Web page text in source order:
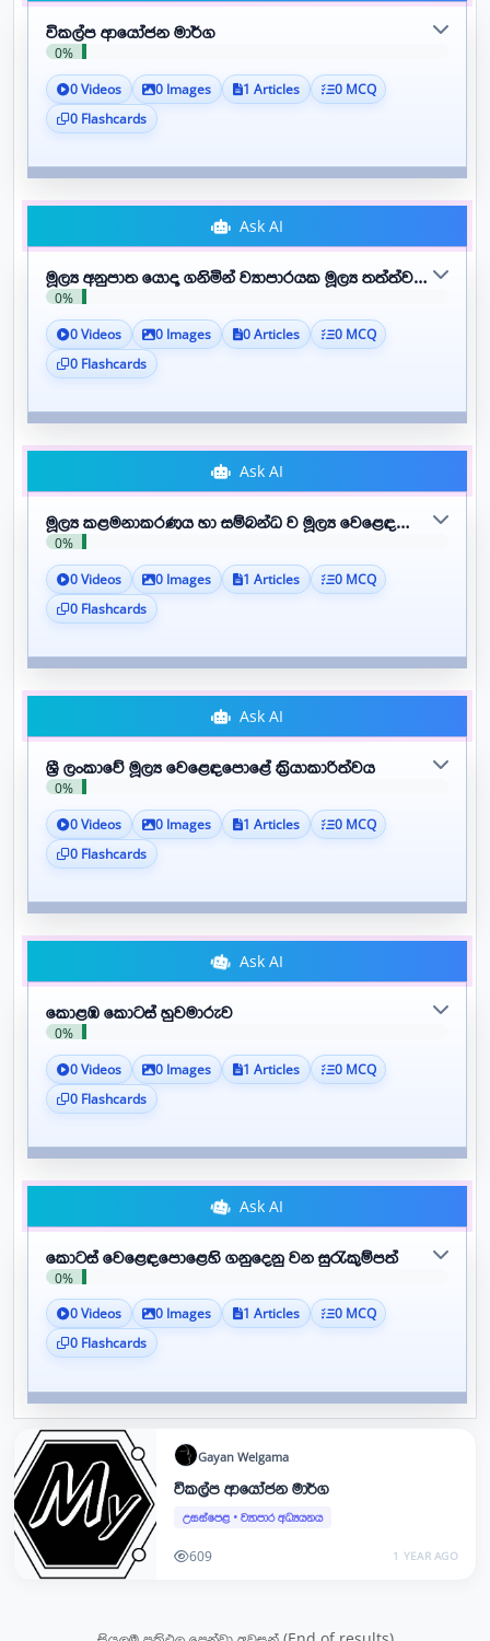
විකල්ප ආයෝජන මාර්ග
0%
0 Videos 0 Images 1 Articles
0 MCQ
0 Flashcards
Ask AI
මූල්‍ය අනුපාත යොදා ගනිමින් ව්‍යාපාරයක මූල්‍ය තත්ත්වය
0%
0 Videos 0 Images 0 Articles
0 MCQ
0 Flashcards
Ask AI
මූල්‍ය කළමනාකරණය හා සම්බන්ධ ව මූල්‍ය වෙළෙඳපොළක
0%
0 Videos 0 Images 1 Articles
0 MCQ
0 Flashcards
Ask AI
ශ්‍රී ලංකාවේ මූල්‍ය වෙළෙඳපොළේ ක්‍රියාකාරිත්වය
0%
0 Videos 0 Images 1 Articles
0 MCQ
0 Flashcards
Ask AI
කොළඹ කොටස් හුවමාරුව
0%
0 Videos 0 Images 1 Articles
0 MCQ
0 Flashcards
Ask AI
කොටස් වෙළෙඳපොළෙහි ගනුදෙනු වන සුරැකුම්පත්
0%
0 Videos 0 Images 1 Articles
0 MCQ
0 Flashcards
Gayan Welgama
විකල්ප ආයෝජන මාර්ග
උසස්පෙළ • ව්‍යාපාර අධ්‍යයනය
609 1 YEAR AGO